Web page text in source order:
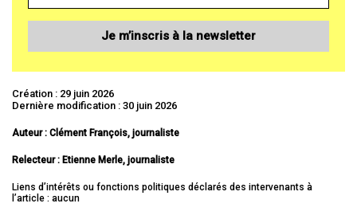
Je m’inscris à la newsletter
Création : 29 juin 2026
Dernière modification : 30 juin 2026
Auteur : Clément François, journaliste
Relecteur : Etienne Merle, journaliste
Liens d’intérêts ou fonctions politiques déclarés des intervenants à
l’article : aucun